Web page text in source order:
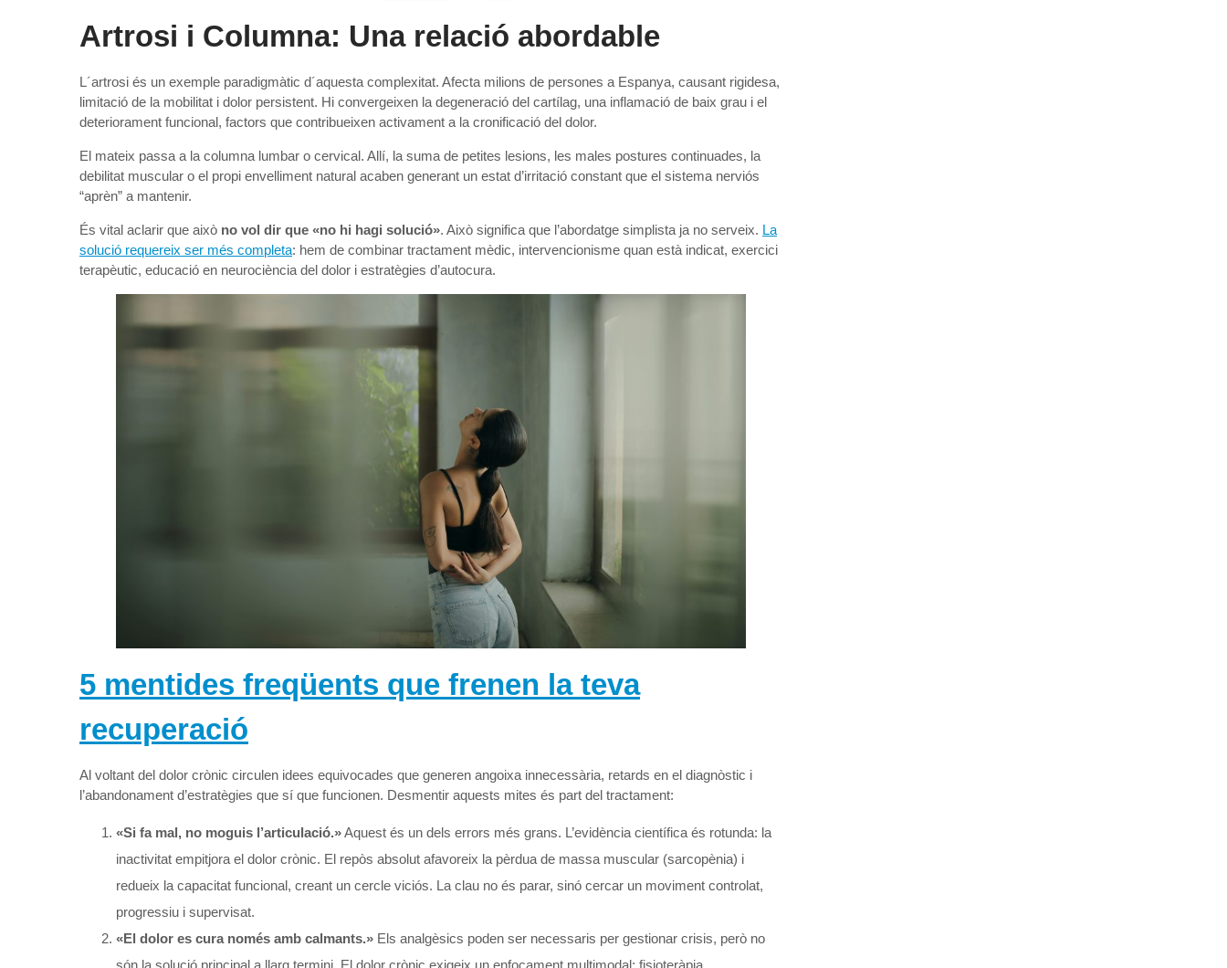
Artrosi i Columna: Una relació abordable
L´artrosi és un exemple paradigmàtic d´aquesta complexitat. Afecta milions de persones a Espanya, causant rigidesa,
limitació de la mobilitat i dolor persistent. Hi convergeixen la degeneració del cartílag, una inflamació de baix grau i el
deteriorament funcional, factors que contribueixen activament a la cronificació del dolor.
El mateix passa a la columna lumbar o cervical. Allí, la suma de petites lesions, les males postures continuades, la
debilitat muscular o el propi envelliment natural acaben generant un estat d’irritació constant que el sistema nerviós
“aprèn” a mantenir.
És vital aclarir que això no vol dir que «no hi hagi solució». Això significa que l’abordatge simplista ja no serveix. La
solució requereix ser més completa: hem de combinar tractament mèdic, intervencionisme quan està indicat, exercici
terapèutic, educació en neurociència del dolor i estratègies d’autocura.
5 mentides freqüents que frenen la teva
recuperació
Al voltant del dolor crònic circulen idees equivocades que generen angoixa innecessària, retards en el diagnòstic i
l’abandonament d’estratègies que sí que funcionen. Desmentir aquests mites és part del tractament:
«Si fa mal, no moguis l’articulació.»Aquest és un dels errors més grans. L’evidència científica és rotunda: la
inactivitat empitjora el dolor crònic. El repòs absolut afavoreix la pèrdua de massa muscular (sarcopènia) i
redueix la capacitat funcional, creant un cercle viciós. La clau no és parar, sinó cercar un moviment controlat,
progressiu i supervisat.
«El dolor es cura només amb calmants.» Els analgèsics poden ser necessaris per gestionar crisis, però no
són la solució principal a llarg termini. El dolor crònic exigeix ​​un enfocament multimodal: fisioteràpia,